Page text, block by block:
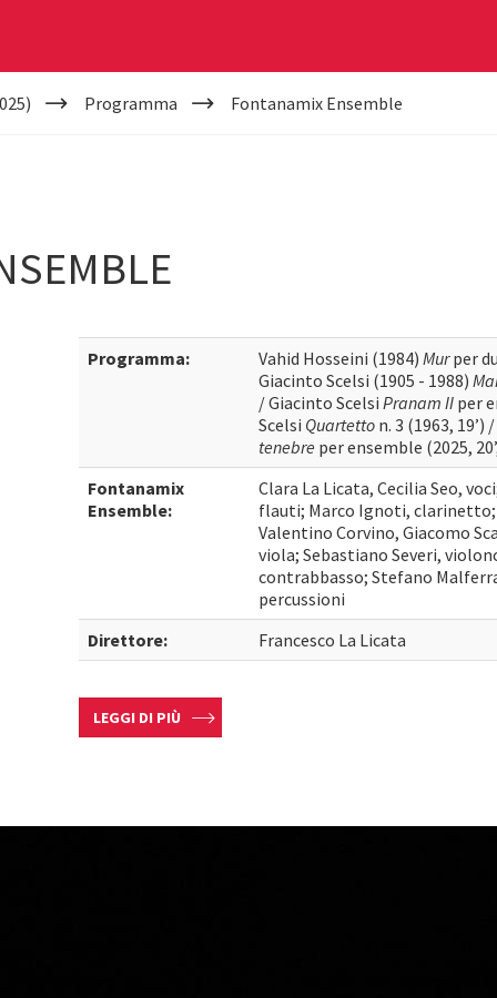
Programma Fontanamix Ensemble
Programma: Vahid Hosseini (1984)Murper
Giacinto Scelsi (1905 - 1988)
/ Giacinto ScelsiPranam II per
Scelsi Quartetto n. 3 (1963,
tenebre per ensemble (2025,
Fontanamix
Ensemble:
Clara La Licata, Cecilia Seo,
flauti; Marco Ignoti,
Valentino Corvino, Giacomo
viola; Sebastiano Severi,
contrabbasso; Stefano
percussioni
Direttore:
Francesco La Licata
LEGGI DI PIÙ